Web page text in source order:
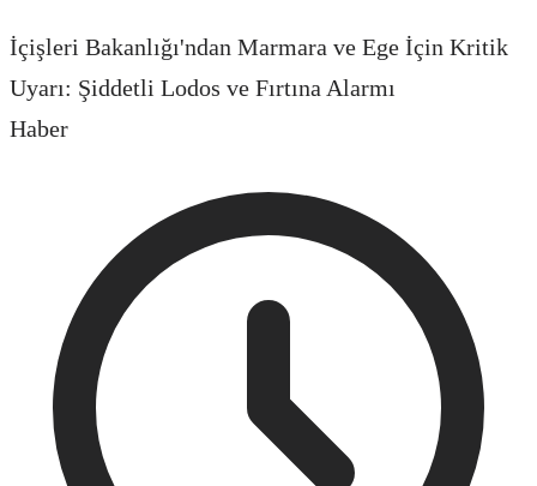
İçişleri Bakanlığı'ndan Marmara ve Ege İçin Kritik
Uyarı: Şiddetli Lodos ve Fırtına Alarmı
Haber